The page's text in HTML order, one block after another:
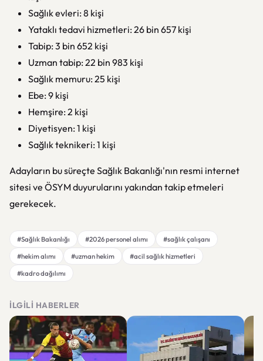
Sağlık evleri: 8 kişi
Yataklı tedavi hizmetleri: 26 bin 657 kişi
Tabip: 3 bin 652 kişi
Uzman tabip: 22 bin 983 kişi
Sağlık memuru: 25 kişi
Ebe: 9 kişi
Hemşire: 2 kişi
Diyetisyen: 1 kişi
Sağlık teknikeri: 1 kişi
Adayların bu süreçte Sağlık Bakanlığı'nın resmi internet
sitesi ve ÖSYM duyurularını yakından takip etmeleri
gerekecek.
#Sağlık Bakanlığı #2026 personel alımı
#sağlık çalışanı
#hekim alımı
#uzman hekim
#acil sağlık hizmetleri
#kadro dağılımı
İLGILI HABERLER